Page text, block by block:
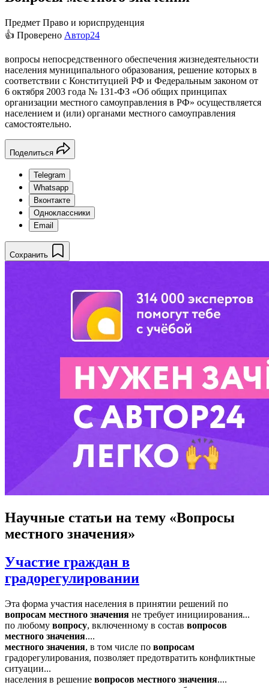
Предмет Право и юриспруденция
👍 Проверено Автор24
вопросы непосредственного обеспечения жизнедеятельности
населения муниципального образования, решение которых в
соответствии с Конституцией РФ и Федеральным законом от
6 октября 2003 года № 131-ФЗ «Об общих принципах
организации местного самоуправления в РФ» осуществляется
населением и (или) органами местного самоуправления
самостоятельно.
Поделиться
Telegram
Whatsapp
Вконтакте
Одноклассники
Email
Сохранить
Научные статьи на тему «Вопросы
местного значения»
Участие граждан в
градорегулировании
Эта форма участия населения в принятии решений по
вопросам местного значения не требует инициирования...
по любому вопросу, включенному в состав вопросов
местного значения....
местного значения, в том числе по вопросам
градорегулирования, позволяет предотвратить конфликтные
ситуации...
населения в решение вопросов местного значения....